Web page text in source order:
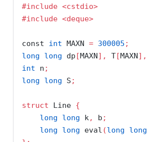
#include <cstdio>
#include <deque>
const int MAXN = 300005 ;
long
long dp [ MAXN ], T [ MAXN ],
int n ;
long
long S ;
struct Line {
long
long k, b ;
long
long eval (long long